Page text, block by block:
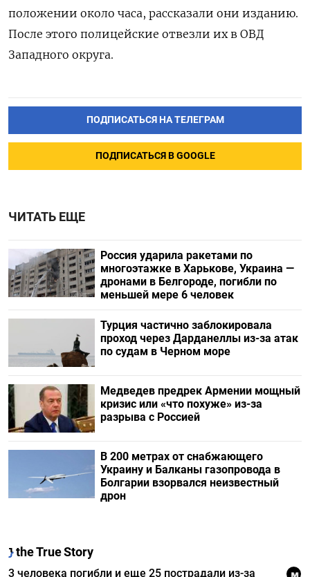
положении около часа, рассказали они изданию.
После этого полицейские отвезли их в ОВД
Западного округа.
ПОДПИСАТЬСЯ НА ТЕЛЕГРАМ
ПОДПИСАТЬСЯ В GOOGLE
ЧИТАТЬ ЕЩЕ
Россия ударила ракетами по
многоэтажке в Харькове, Украина —
дронами в Белгороде, погибли по
меньшей мере 6 человек
Турция частично заблокировала
проход через Дарданеллы из-за атак
по судам в Черном море
Медведев предрек Армении мощный
кризис или «что похуже» из-за
разрыва с Россией
В 200 метрах от снабжающего
Украину и Балканы газопровода в
Болгарии взорвался неизвестный
дрон